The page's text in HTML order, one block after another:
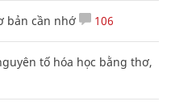
bản cần nhớ 106
tố hóa học bằng thơ,